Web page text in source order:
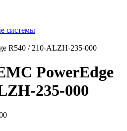
системы
R540 / 210-ALZH-235-000
PowerEdge
235-000